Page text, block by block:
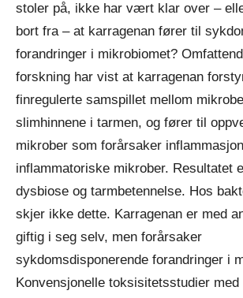
stoler på, ikke har vært klar over –
bort fra – at karragenan fører til
forandringer i mikrobiomet?
forskning har vist at karragenan
finregulerte samspillet mellom
slimhinnene i tarmen, og fører til
mikrober som forårsaker
inflammatoriske mikrober. Resultatet
dysbiose og tarmbetennelse. Hos
skjer ikke dette. Karragenan er med
giftig i seg selv, men forårsaker
sykdomsdisponerende forandringer i
Konvensjonelle toksisitetsstudier med